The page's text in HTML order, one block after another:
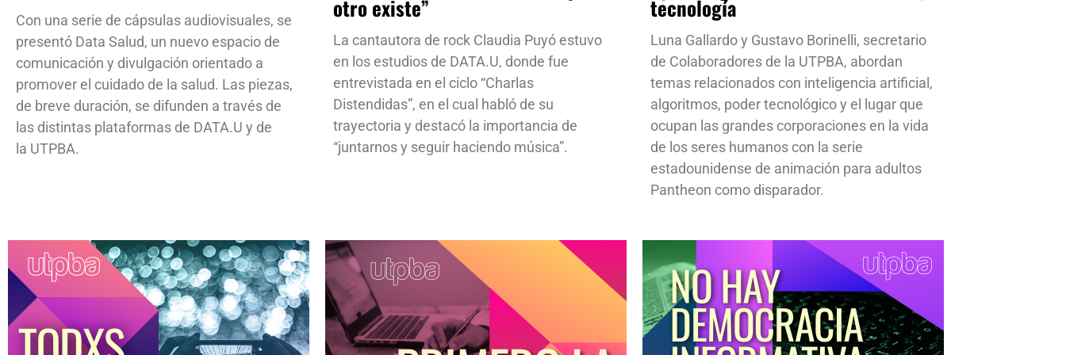
Con una serie de cápsulas audiovisuales, se
presentó Data Salud, un nuevo espacio de
comunicación y divulgación orientado a
promover el cuidado de la salud. Las piezas,
de breve duración, se difunden a través de
las distintas plataformas de DATA.U y de
la UTPBA.
otro existe”
La cantautora de rock Claudia Puyó estuvo
en los estudios de DATA.U, donde fue
entrevistada en el ciclo “Charlas
Distendidas”, en el cual habló de su
trayectoria y destacó la importancia de
“juntarnos y seguir haciendo música”.
tecnología
Luna Gallardo y Gustavo Borinelli, secretario
de Colaboradores de la UTPBA, abordan
temas relacionados con inteligencia artificial,
algoritmos, poder tecnológico y el lugar que
ocupan las grandes corporaciones en la vida
de los seres humanos con la serie
estadounidense de animación para adultos
Pantheon como disparador.